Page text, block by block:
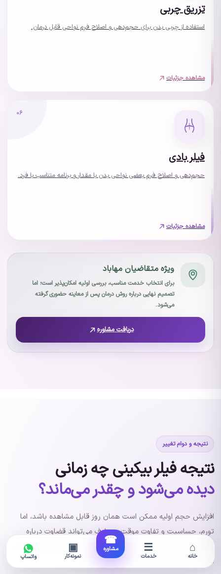
تزریق چربی
استفاده از چربی بدن برای حجم‌دهی و اصلاح فرم نواحی قابل درمان.
مشاهده جزئیات
۰۶
فیلر بادی
حجم‌دهی و اصلاح فرم بعضی نواحی بدن با مقدار و برنامه متناسب با فرد.
مشاهده جزئیات
ویژه متقاضیان مهاباد
برای انتخاب خدمت مناسب، بررسی اولیه امکان‌پذیر است؛ اما
تصمیم نهایی درباره روش درمان پس از معاینه حضوری گرفته
می‌شود.
دریافت مشاوره
نتیجه و دوام تغییر
نتیجه فیلر بیکینی چه زمانی
دیده می‌شود و چقدر می‌ماند؟
افزایش حجم اولیه ممکن است همان روز قابل مشاهده باشد، اما
تورم، حساسیت و تفاوت موقت دو طرف می‌تواند قضاوت درباره
نتیجه نهایی را دشوار کند. ارزیابی دقیق‌تر پس از کاهش واکنش‌های
اولیه انجام می‌شود.
⌂
خانه
☰
خدمات
☎
مشاوره ▣
نمونه‌کار واتساپ